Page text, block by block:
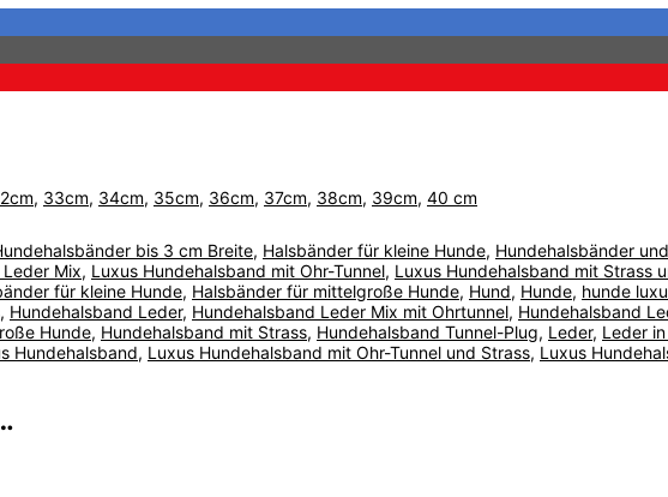
, 33cm, 34cm, 35cm, 36cm, 37cm, 38cm, 39cm, 40 cm
bis 3 cm Breite, Halsbänder für kleine Hunde, Hundehalsbänder
Mix, Luxus Hundehalsband mit Ohr-Tunnel, Luxus Hundehalsband mit Strass
für kleine Hunde, Halsbänder für mittelgroße Hunde, Hund, Hunde, hunde
, Hundehalsband Leder, Hundehalsband Leder Mix mit Ohrtunnel, Hundehalsband
Hunde, Hundehalsband mit Strass, Hundehalsband Tunnel-Plug, Leder, Leder
Hundehalsband, Luxus Hundehalsband mit Ohr-Tunnel und Strass, Luxus